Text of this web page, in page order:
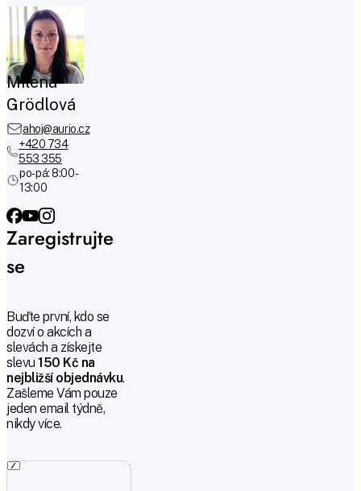
Milena
Grödlová
ahoj@aurio.cz
+420 734
553 355
po-pá: 8:00 -
13:00
Zaregistrujte
se
Buďte první, kdo se
dozví o akcích a
slevách a získejte
slevu150 Kč na
nejbližší objednávku.
Zašleme Vám pouze
jeden email týdně,
nikdy více.